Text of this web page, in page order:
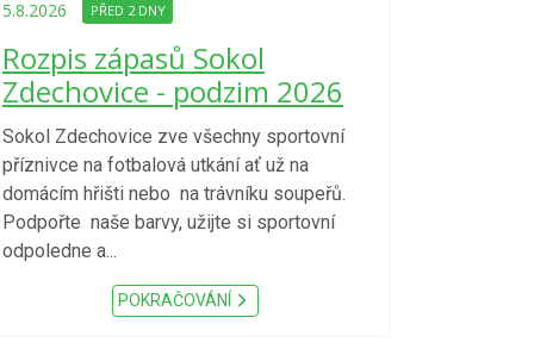
5.8.2026 PŘED 2 DNY
Rozpis zápasů Sokol
Zdechovice - podzim 2026
Sokol Zdechovice zve všechny sportovní
příznivce na fotbalová utkání ať už na
domácím hřišti nebo na trávníku soupeřů.
Podpořte naše barvy, užijte si sportovní
odpoledne a...
POKRAČOVÁNÍ